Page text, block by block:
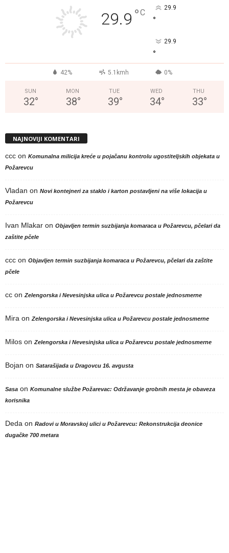
29.9 °C 29.9
°
29.9
°
42% 5.1kmh 0%
SUN
32°
MON
38°
TUE
39°
WED
34°
THU
33°
NAJNOVIJI KOMENTARI
ccc on Komunalna milicija kreće u pojačanu kontrolu ugostiteljskih objekata u
Požarevcu
Vladan on Novi kontejneri za staklo i karton postavljeni na više lokacija u
Požarevcu
Ivan Mlakar on Objavljen termin suzbijanja komaraca u Požarevcu, pčelari da
zaštite pčele
ccc on Objavljen termin suzbijanja komaraca u Požarevcu, pčelari da zaštite
pčele
cc on Zelengorska i Nevesinjska ulica u Požarevcu postale jednosmerne
Mira on Zelengorska i Nevesinjska ulica u Požarevcu postale jednosmerne
Milos on Zelengorska i Nevesinjska ulica u Požarevcu postale jednosmerne
Bojan on Satarašijada u Dragovcu 16. avgusta
Sasa on Komunalne službe Požarevac: Održavanje grobnih mesta je obaveza
korisnika
Deda on Radovi u Moravskoj ulici u Požarevcu: Rekonstrukcija deonice
dugačke 700 metara